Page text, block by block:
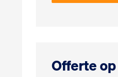
Offerte